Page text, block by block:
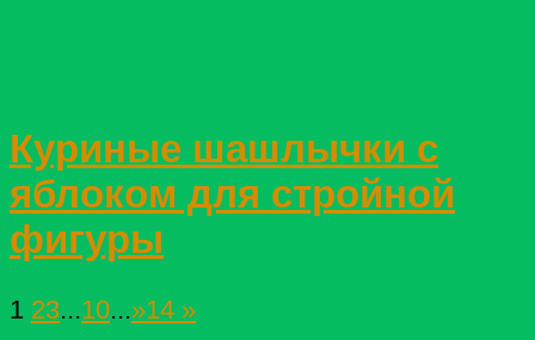
Куриные шашлычки с
яблоком для стройной
фигуры
1 23...10...»14 »